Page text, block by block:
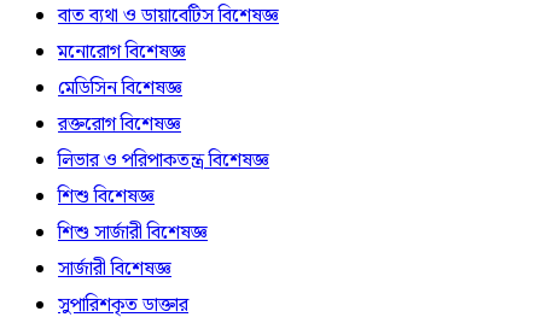
বাত ব্যথা ও ডায়াবেটিস বিশেষজ্ঞ
মনোরোগ বিশেষজ্ঞ
মেডিসিন বিশেষজ্ঞ
রক্তরোগ বিশেষজ্ঞ
লিভার ও পরিপাকতন্ত্র বিশেষজ্ঞ
শিশু বিশেষজ্ঞ
শিশু সার্জারী বিশেষজ্ঞ
সার্জারী বিশেষজ্ঞ
সুপারিশকৃত ডাক্তার